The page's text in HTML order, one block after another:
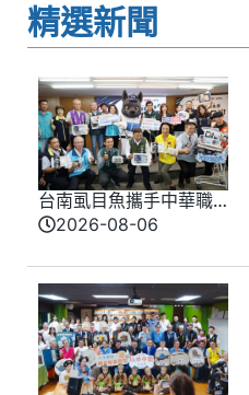
精選新聞
台南虱目魚攜手中華職
棒掀吃魚熱潮 8/7起全
2026-08-06